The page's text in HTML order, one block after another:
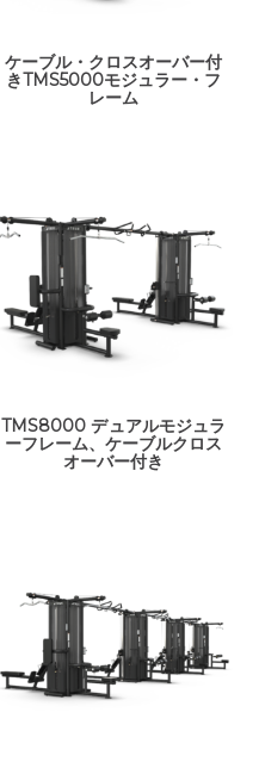
ケーブル・クロスオーバー付
きTMS5000モジュラー・フ
レーム
TMS8000 デュアルモジュラ
ーフレーム、ケーブルクロス
オーバー付き